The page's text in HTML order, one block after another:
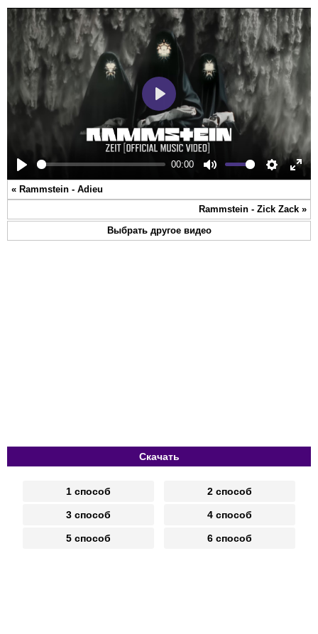
Play
00:00
Mute Settings
Play
« Rammstein - Adieu
Rammstein - Zick Zack »
Выбрать другое видео
Скачать
1 способ 2 способ
3 способ 4 способ
5 способ 6 способ